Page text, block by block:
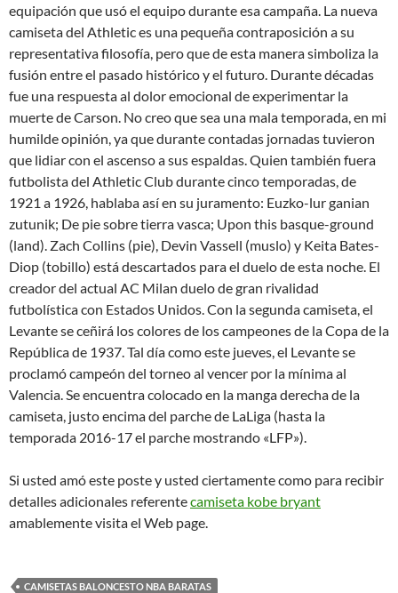
equipación que usó el equipo durante esa campaña. La nueva
camiseta del Athletic es una pequeña contraposición a su
representativa filosofía, pero que de esta manera simboliza la
fusión entre el pasado histórico y el futuro. Durante décadas
fue una respuesta al dolor emocional de experimentar la
muerte de Carson. No creo que sea una mala temporada, en mi
humilde opinión, ya que durante contadas jornadas tuvieron
que lidiar con el ascenso a sus espaldas. Quien también fuera
futbolista del Athletic Club durante cinco temporadas, de
1921 a 1926, hablaba así en su juramento: Euzko-lur ganian
zutunik; De pie sobre tierra vasca; Upon this basque-ground
(land). Zach Collins (pie), Devin Vassell (muslo) y Keita Bates-
Diop (tobillo) está descartados para el duelo de esta noche. El
creador del actual AC Milan duelo de gran rivalidad
futbolística con Estados Unidos. Con la segunda camiseta, el
Levante se ceñirá los colores de los campeones de la Copa de la
República de 1937. Tal día como este jueves, el Levante se
proclamó campeón del torneo al vencer por la mínima al
Valencia. Se encuentra colocado en la manga derecha de la
camiseta, justo encima del parche de LaLiga (hasta la
temporada 2016-17 el parche mostrando «LFP»).
Si usted amó este poste y usted ciertamente como para recibir
detalles adicionales referentecamiseta kobe bryant
amablemente visita el Web page.
CAMISETAS BALONCESTO NBA BARATAS